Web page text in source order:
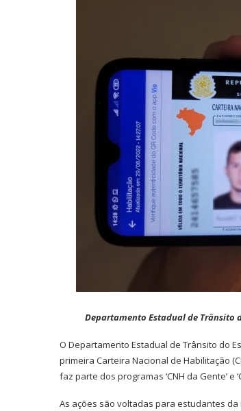
Departamento Estadual de Trânsito
O Departamento Estadual de Trânsito do
primeira Carteira Nacional de Habilitação
faz parte dos programas ‘CNH da Gente’ e
As ações são voltadas para estudantes